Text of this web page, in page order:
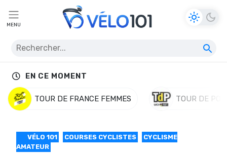
MENU
EN CE MOMENT
TOUR DE FRANCE FEMMES TOUR DE
VÉLO 101 COURSES CYCLISTES
CYCLISME
AMATEUR